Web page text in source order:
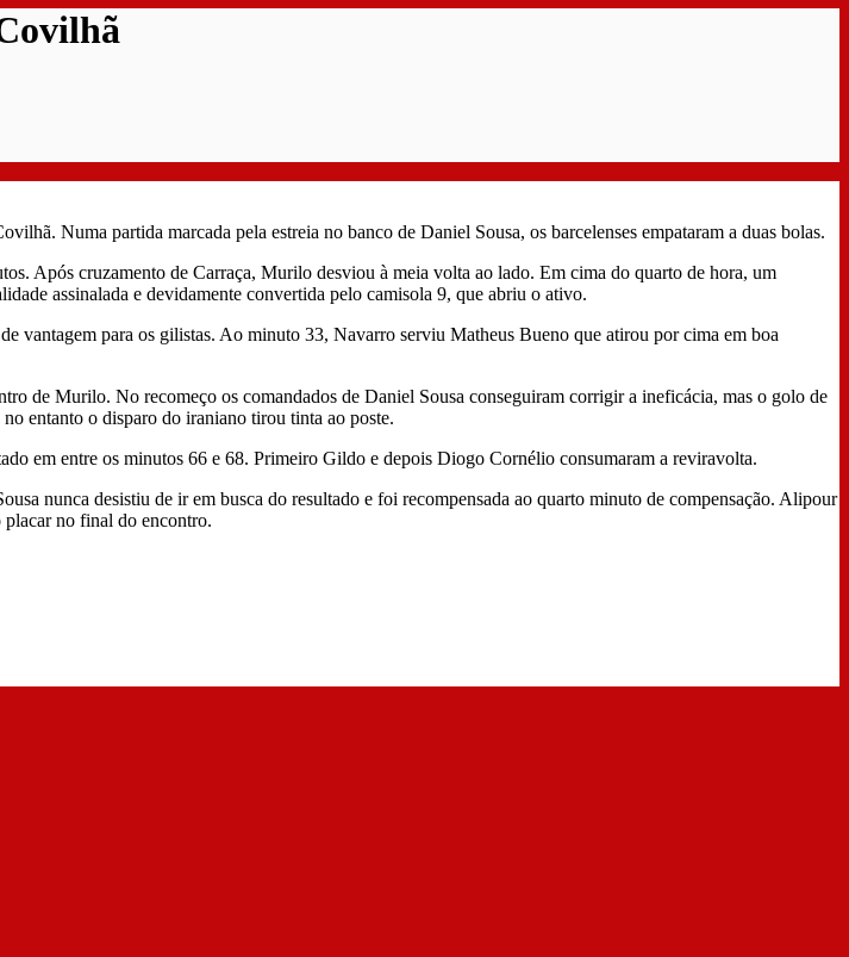
Numa partida marcada pela estreia no banco de Daniel Sousa, os barcelenses empataram a duas bolas.
Após cruzamento de Carraça, Murilo desviou à meia volta ao lado. Em cima do quarto de hora, um
assinalada e devidamente convertida pelo camisola 9, que abriu o ativo.
vantagem para os gilistas. Ao minuto 33, Navarro serviu Matheus Bueno que atirou por cima em boa
de Murilo. No recomeço os comandados de Daniel Sousa conseguiram corrigir a ineficácia, mas o golo de
entanto o disparo do iraniano tirou tinta ao poste.
em entre os minutos 66 e 68. Primeiro Gildo e depois Diogo Cornélio consumaram a reviravolta.
nunca desistiu de ir em busca do resultado e foi recompensada ao quarto minuto de compensação. Alipour
placar no final do encontro.